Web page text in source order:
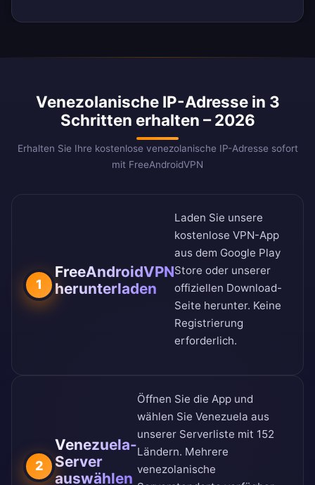
Venezolanische IP-Adresse in 3
Schritten erhalten – 2026
Erhalten Sie Ihre kostenlose venezolanische IP-Adresse sofort
mit FreeAndroidVPN
1
FreeAndroidVPN
herunterladen
Laden Sie unsere
kostenlose VPN-App
aus dem Google Play
Store oder unserer
offiziellen Download-
Seite herunter. Keine
Registrierung
erforderlich.
2
Venezuela-
Server
auswählen
Öffnen Sie die App und
wählen Sie Venezuela aus
unserer Serverliste mit 152
Ländern. Mehrere
venezolanische